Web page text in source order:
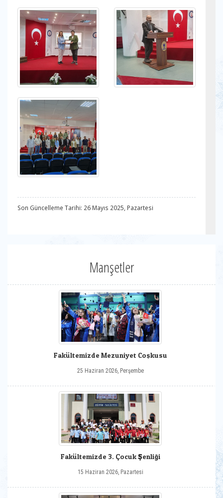
Son Güncelleme Tarihi: 26 Mayıs 2025, Pazartesi
Manşetler
Fakültemizde Mezuniyet Coşkusu
25 Haziran 2026, Perşembe
Fakültemizde 3. Çocuk Şenliği
15 Haziran 2026, Pazartesi